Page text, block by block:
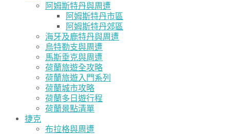
阿姆斯特丹與周遭
阿姆斯特丹市區
阿姆斯特丹郊區
海牙及鹿特丹與周遭
烏特勒支與周遭
馬斯垂克與周遭
荷蘭旅遊全攻略
荷蘭旅遊入門系列
荷蘭城市攻略
荷蘭多日遊行程
荷蘭景點清單
捷克
布拉格與周遭